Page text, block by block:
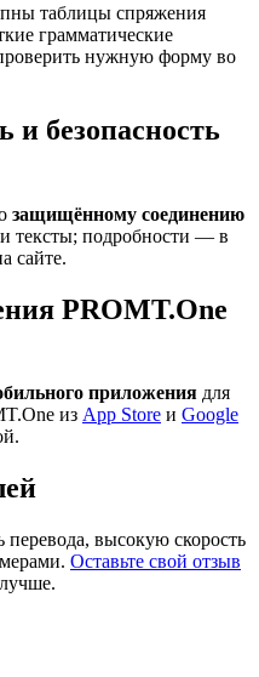
таблицы спряжения
грамматические
нужную форму во
и безопасность
защищённому соединению
тексты; подробности — в
сайте.
PROMT.One
приложения для
из App Store и Google
перевода, высокую скорость
Оставьте свой отзыв